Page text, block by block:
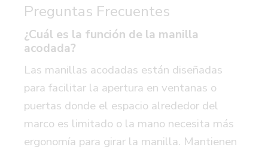
Preguntas Frecuentes
¿Cuál es la función de la manilla
acodada?
Las manillas acodadas están diseñadas
para facilitar la apertura en ventanas o
puertas donde el espacio alrededor del
marco es limitado o la mano necesita más
ergonomía para girar la manilla. Mantienen